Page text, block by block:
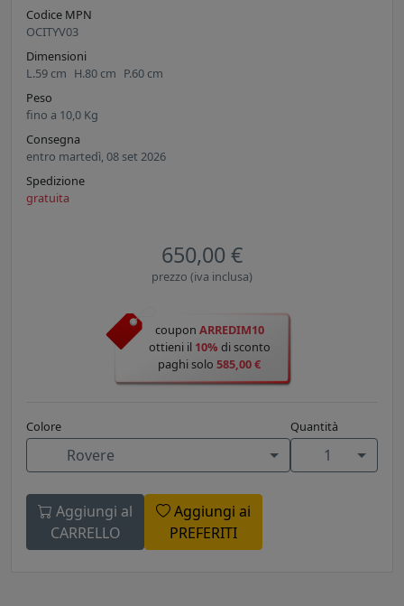
Codice MPN
OCITYV03
Dimensioni
L.59 cm H.80 cm P.60 cm
Peso
fino a 10,0 Kg
Consegna
entro martedì, 08 set 2026
Spedizione
gratuita
650,00 €
prezzo (iva inclusa)
coupon ARREDIM10
ottieni il 10% di sconto
paghi solo 585,00 €
Colore
Rovere
Quantità
1
Aggiungi al
CARRELLO
Aggiungi ai
PREFERITI